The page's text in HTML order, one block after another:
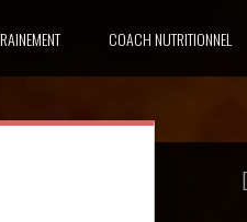
COACH NUTRITIONNEL